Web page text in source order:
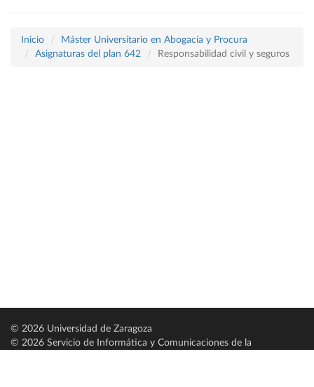
Inicio
Máster Universitario en Abogacía y Procura
Asignaturas del plan 642
Responsabilidad civil y seguros
© 2026 Universidad de Zaragoza
© 2026 Servicio de Informática y Comunicaciones de la